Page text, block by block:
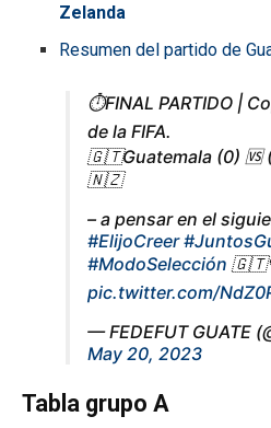
Zelanda
Resumen del partido de
⏱️FINAL PARTIDO |
de la FIFA.
🇬🇹Guatemala (0) 🆚
🇳🇿
– a pensar en el
#ElijoCreer
#ModoSelección
pic.twitter.com/
— FEDEFUT GUATE
May 20, 2023
Tabla grupo A